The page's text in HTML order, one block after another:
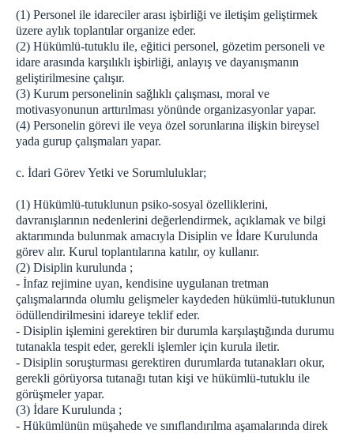
(1) Personel ile idareciler arası işbirliği ve iletişim geliştirmek
üzere aylık toplantılar organize eder.
(2) Hükümlü-tutuklu ile, eğitici personel, gözetim personeli ve
idare arasında karşılıklı işbirliği, anlayış ve dayanışmanın
geliştirilmesine çalışır.
(3) Kurum personelinin sağlıklı çalışması, moral ve
motivasyonunun arttırılması yönünde organizasyonlar yapar.
(4) Personelin görevi ile veya özel sorunlarına ilişkin bireysel
yada gurup çalışmaları yapar.
c. İdari Görev Yetki ve Sorumluluklar;
(1) Hükümlü-tutuklunun psiko-sosyal özelliklerini,
davranışlarının nedenlerini değerlendirmek, açıklamak ve bilgi
aktarımında bulunmak amacıyla Disiplin ve İdare Kurulunda
görev alır. Kurul toplantılarına katılır, oy kullanır.
(2) Disiplin kurulunda ;
- İnfaz rejimine uyan, kendisine uygulanan tretman
çalışmalarında olumlu gelişmeler kaydeden hükümlü-tutuklunun
ödüllendirilmesini idareye teklif eder.
- Disiplin işlemini gerektiren bir durumla karşılaştığında durumu
tutanakla tespit eder, gerekli işlemler için kurula iletir.
- Disiplin soruşturması gerektiren durumlarda tutanakları okur,
gerekli görüyorsa tutanağı tutan kişi ve hükümlü-tutuklu ile
görüşmeler yapar.
(3) İdare Kurulunda ;
- Hükümlünün müşahede ve sınıflandırılma aşamalarında direk